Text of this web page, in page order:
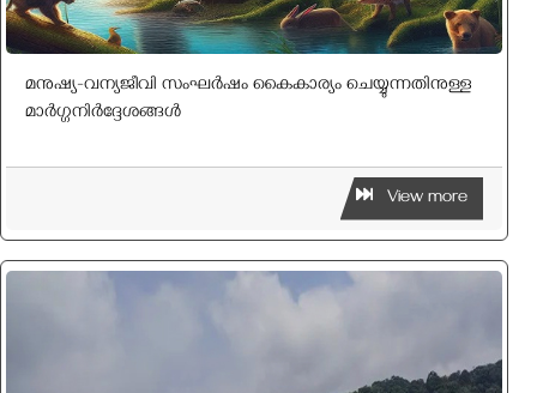
മനുഷ്യ-വന്യജീവി സംഘർഷം കൈകാര്യം ചെയ്യുന്നതിനുള്ള
മാർഗ്ഗനിർദ്ദേശങ്ങൾ
View more